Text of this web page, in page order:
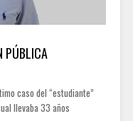
PÚBLICA
caso del “estudiante”
llevaba 33 años